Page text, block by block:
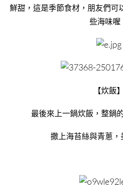
鮮甜，這是季節食材，朋友們可
些海味喔
【炊飯】
最後來上一鍋炊飯，整鍋
撒上海苔絲與青蔥，